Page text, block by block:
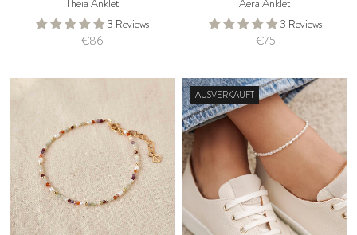
Theïa Anklet
3 Reviews
€86
Aera Anklet
3 Reviews
€75
AUSVERKAUFT